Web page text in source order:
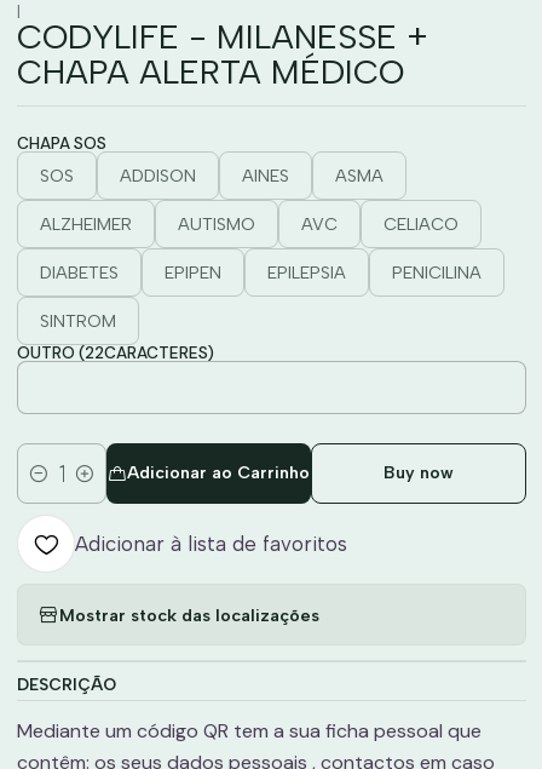
|
CODYLIFE - MILANESSE +
CHAPA ALERTA MÉDICO
CHAPA SOS
SOS ADDISON AINES ASMA
ALZHEIMER AUTISMO AVC CELIACO
DIABETES EPIPEN EPILEPSIA PENICILINA
SINTROM
OUTRO (22CARACTERES)
Quantidade
Adicionar ao Carrinho Buy now
Adicionar à lista de favoritos
Mostrar stock das localizações
DESCRIÇÃO
Mediante um código QR tem a sua ficha pessoal que
contêm: os seus dados pessoais , contactos em caso